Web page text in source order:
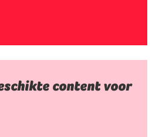
content voor